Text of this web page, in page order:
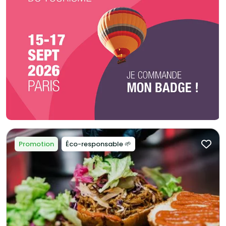
Promotion Éco-responsable 🌱